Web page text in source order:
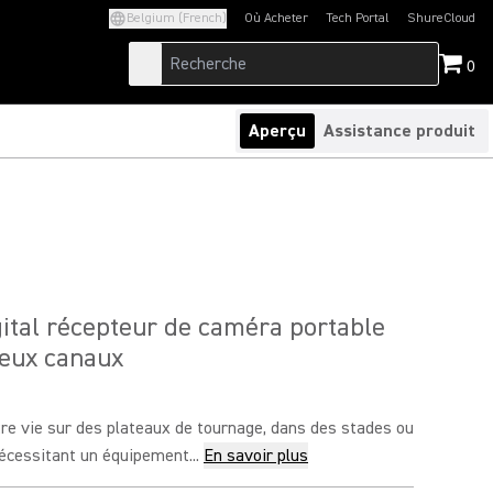
Belgium (French) Où Acheter Tech Portal
(Opens in a new tab)ShureCloud
(Opens in a new
0
Aperçu Assistance produit
récepteur de caméra portable
canaux
vie sur des plateaux de tournage, dans des stades ou
un équipement... En savoir plus